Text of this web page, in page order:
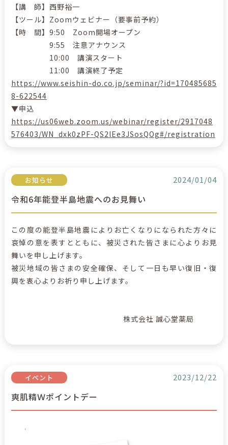
【講 師】西野裕一
【ツール】Zoomウェビナー（要事前予約）
【時 間】9:50 Zoom開場オープン
9:55 注意アナウンス
10:00 講演スタート
11:00 講演終了予定
https://www.seishin-do.co.jp/seminar/?id=170485685
8-622544
▼申込
https://us06web.zoom.us/webinar/register/2917048
576403/WN_dxk0zPF-QS2lEe3JSosQOg#/registration
お知らせ 2024/01/04
令和6年能登半島地震へのお見舞い
この度の能登半島地震によりお亡くなりになられた方々に
哀悼の意を表すとともに、被災された皆さまに心よりお見
舞いを申し上げます。
被災地域の皆さまの安全確保、そして一日も早い復旧・復
興を衷心よりお祈り申し上げます。
株式会社 誠心堂薬局
イベント 2023/12/22
爽肌精Ｗポイントデー